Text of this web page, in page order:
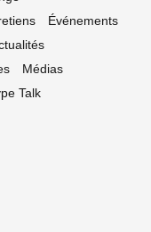
Événements
Médias
Talk